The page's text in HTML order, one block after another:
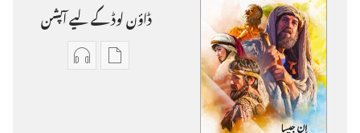
ڈاؤن‌ لوڈ کے لیے آپشن
ڈاؤن‌ آڈیو